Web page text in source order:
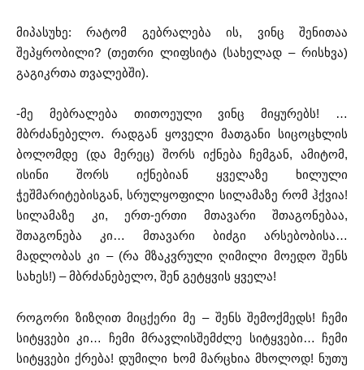
მიპასუხე: რატომ გებრალება ის, ვინც შენითაა
შეპყრობილი? (თეთრი ლიფსიტა (სახელად – რისხვა)
გაგიკრთა თვალებში).
-მე მებრალება თითოეული ვინც მიყურებს! …
მბრძანებელო. რადგან ყოველი მათგანი სიცოცხლის
ბოლომდე (და მერეც) შორს იქნება ჩემგან, ამიტომ,
ისინი შორს იქნებიან ყველაზე ხილული
ჭეშმარიტებისგან, სრულყოფილი სილამაზე რომ ჰქვია!
სილამაზე კი, ერთ-ერთი მთავარი შთაგონებაა,
შთაგონება კი… მთავარი ბიძგი არსებობისა…
მადლობას კი – (რა მზაკვრული ღიმილი მოედო შენს
სახეს!) – მბრძანებელო, შენ გეტყვის ყველა!
როგორი ზიზღით მიცქერი მე – შენს შემოქმედს! ჩემი
სიტყვები კი… ჩემი მრავლისშემძლე სიტყვები… ჩემი
სიტყვები ქრება! დუმილი ხომ მარცხია მხოლოდ! ნუთუ